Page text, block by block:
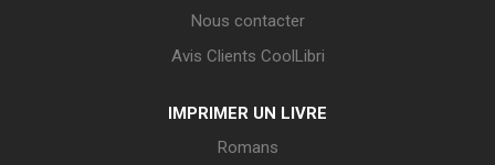
Nous contacter
Avis Clients CoolLibri
IMPRIMER UN LIVRE
Romans